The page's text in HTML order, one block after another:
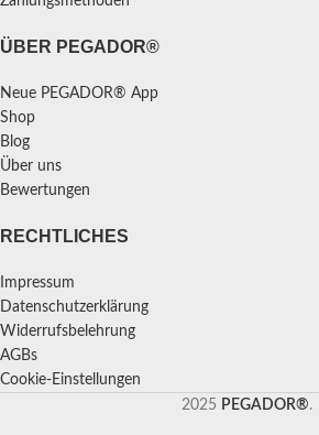
ÜBER PEGADOR®
Neue PEGADOR® App
Shop
Blog
Über uns
Bewertungen
RECHTLICHES
Impressum
Datenschutzerklärung
Widerrufsbelehrung
AGBs
Cookie-Einstellungen
2025 PEGADOR®.